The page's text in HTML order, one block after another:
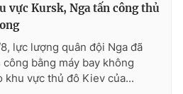
vực Kursk, Nga tấn công thủ
lực lượng quân đội Nga đã
bằng máy bay không
khu vực thủ đô Kiev của...